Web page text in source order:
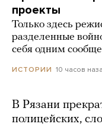
проекты
Только здесь
разделенные
себя одним
ИСТОРИИ 10 часов
В Рязани
полицейских,